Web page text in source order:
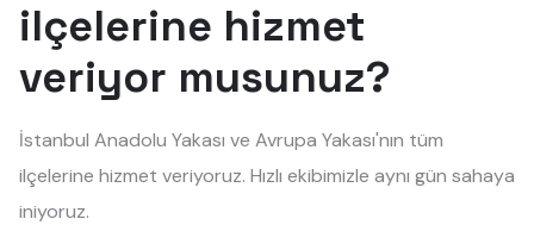
ilçelerine hizmet
veriyor musunuz?
İstanbul Anadolu Yakası ve Avrupa Yakası'nın tüm
ilçelerine hizmet veriyoruz. Hızlı ekibimizle aynı gün sahaya
iniyoruz.